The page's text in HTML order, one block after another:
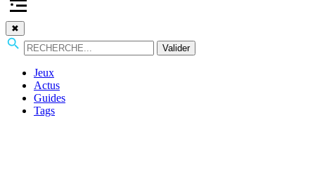
✖
Valider
Jeux
Actus
Guides
Tags